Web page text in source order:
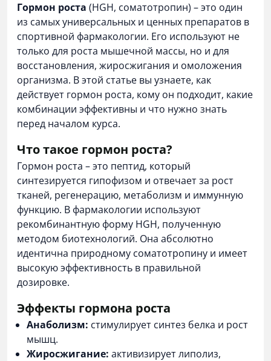
Гормон роста (HGH, соматотропин) – это один
из самых универсальных и ценных препаратов в
спортивной фармакологии. Его используют не
только для роста мышечной массы, но и для
восстановления, жиросжигания и омоложения
организма. В этой статье вы узнаете, как
действует гормон роста, кому он подходит, какие
комбинации эффективны и что нужно знать
перед началом курса.
Что такое гормон роста?
Гормон роста – это пептид, который
синтезируется гипофизом и отвечает за рост
тканей, регенерацию, метаболизм и иммунную
функцию. В фармакологии используют
рекомбинантную форму HGH, полученную
методом биотехнологий. Она абсолютно
идентична природному соматотропину и имеет
высокую эффективность в правильной
дозировке.
Эффекты гормона роста
Анаболизм: стимулирует синтез белка и рост
мышц.
Жиросжигание: активизирует липолиз,